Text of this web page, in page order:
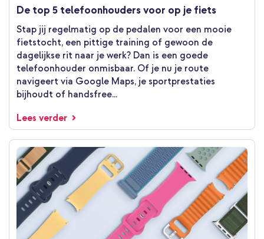
De top 5 telefoonhouders voor op je fiets
Stap jij regelmatig op de pedalen voor een mooie
fietstocht, een pittige training of gewoon de
dagelijkse rit naar je werk? Dan is een goede
telefoonhouder onmisbaar. Of je nu je route
navigeert via Google Maps, je sportprestaties
bijhoudt of handsfree...
Lees verder